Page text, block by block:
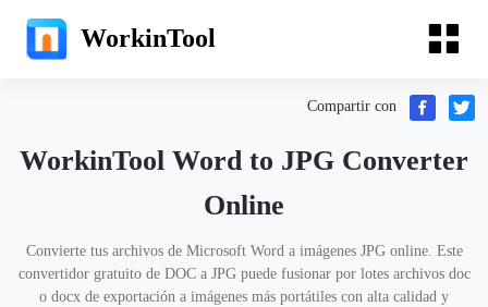
WorkinTool
Compartir con
WorkinTool Word to JPG Converter
Online
Convierte tus archivos de Microsoft Word a imágenes JPG online. Este
convertidor gratuito de DOC a JPG puede fusionar por lotes archivos doc
o docx de exportación a imágenes más portátiles con alta calidad y